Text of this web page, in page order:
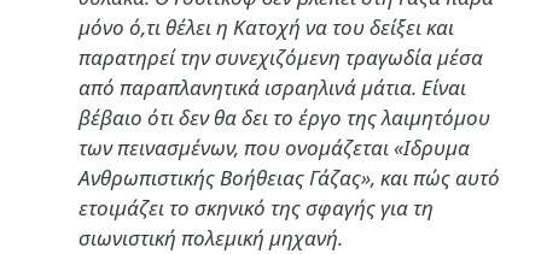
μόνο ό,τι θέλει η Κατοχή να του δείξει και
παρατηρεί την συνεχιζόμενη τραγωδία μέσα
από παραπλανητικά ισραηλινά μάτια. Είναι
βέβαιο ότι δεν θα δει το έργο της λαιμητόμου
των πεινασμένων, που ονομάζεται «Ιδρυμα
Ανθρωπιστικής Βοήθειας Γάζας», και πώς αυτό
ετοιμάζει το σκηνικό της σφαγής για τη
σιωνιστική πολεμική μηχανή.